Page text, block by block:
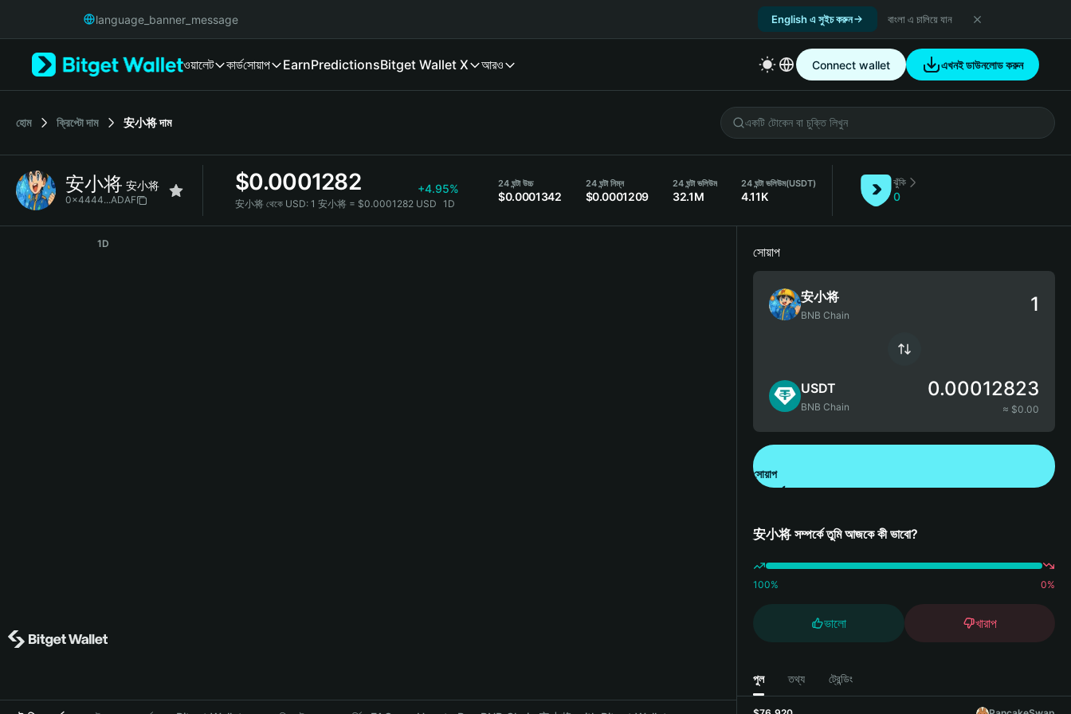
Русский
Italiano
简体中文
繁體中文
Bahasa Indonesia
language_banner_message English এ সুইচ করুন বাংলা এ চালিয়ে যান
ওয়ালেট কার্ডসোয়াপ EarnPredictionsBitget Wallet X আরও Connect wallet এখনই ডাউনলোড করুন
হোম ক্রিপ্টো দাম 安小将দাম
安小将 安小将
0x4444...ADAF
$0.0001282 +4.95%
安小将 থেকে USD: 1 安小将 = $0.0001282 USD 1D
24 ঘন্টা উচ্চ
$0.0001342
24 ঘন্টা নিম্ন
$0.0001209
24 ঘন্টা ভলিউম
32.1M
24 ঘন্টা ভলিউম(USDT)
4.11K
ঝুঁকি
0
1D
সোয়াপ
安小将
BNB Chain
USDT
BNB Chain
0.00012823
≈ $0.00
সোয়াপ
安小将 সম্পর্কে তুমি আজকে কী ভাবো?
100% 0%
ভালো খারাপ
পুল তথ্য ট্রেন্ডিং